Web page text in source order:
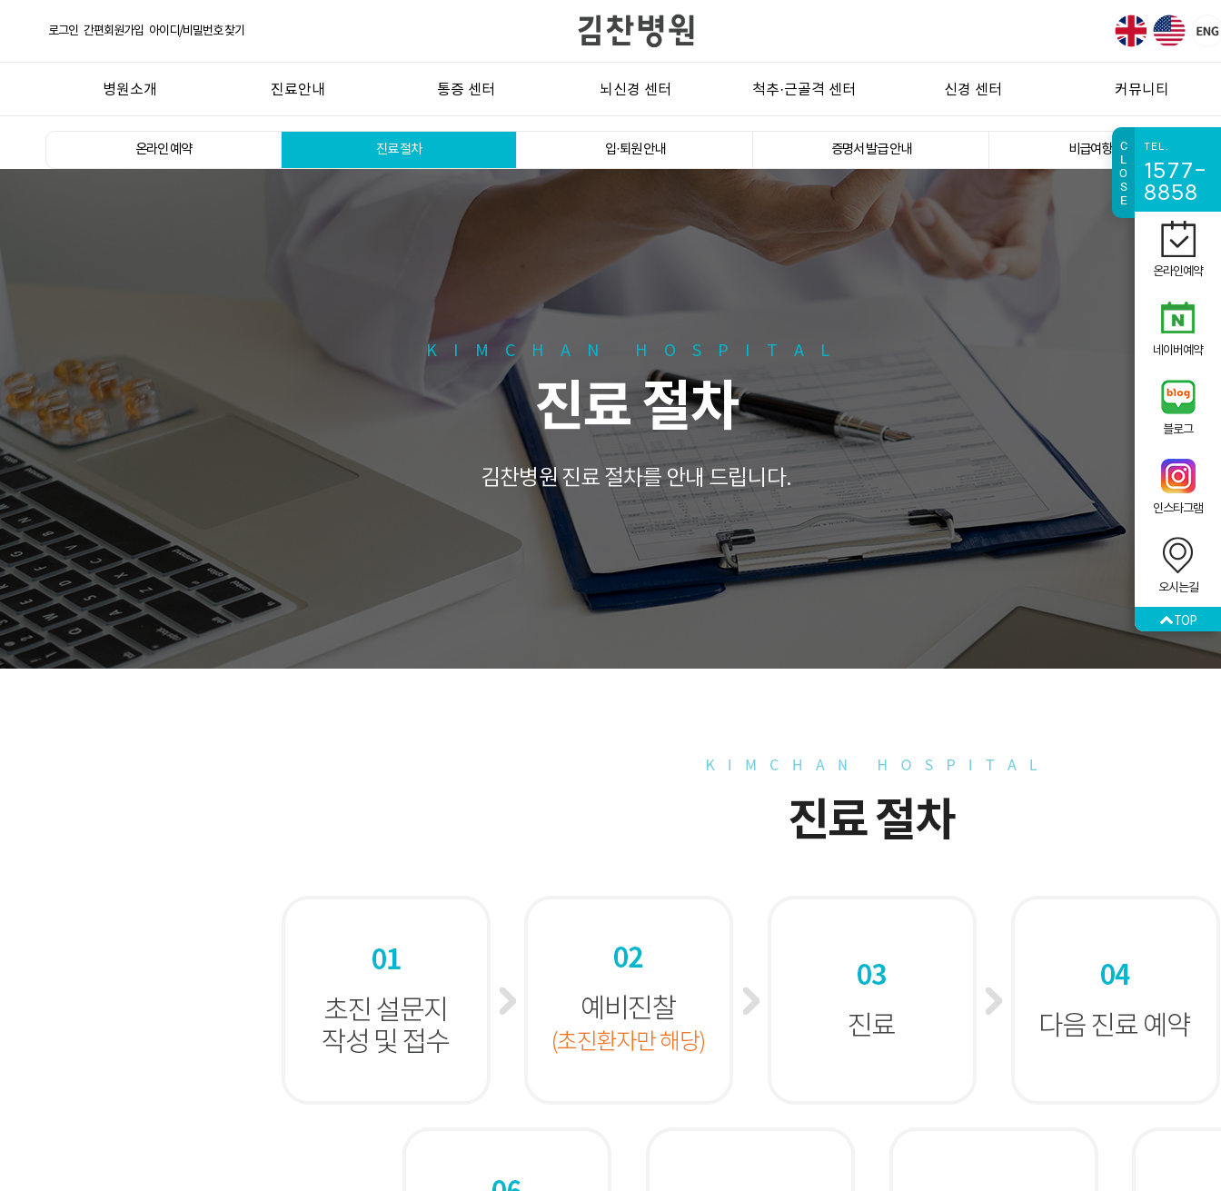
로그인 간편회원가입 아이디/비밀번호 찾기
병원소개 진료안내 통증 센터 뇌신경 센터 척추·근골격 센터 신경 센터 커뮤니티
인사말
의료진소개
진료 절차
통풍
기능성 복통
당뇨병성 통증
신경병증성 통증
섬유근육통
삼차신경통
비정형안면통
긴장성두통
후두신경통
단기지속 편측성 신경통형 두통
안면마비/안면경련
허리디스크
근근막증후군
척추관협착증
흉곽출구 증후군
레이노드병/수족냉증/손발저림
버거씨병
복합부위통증증후군(CRPS)
자율신경 실조증
환지통/단단통
병원소식
언론보도
온라인 예약 진료 절차 입·퇴원 안내 증명서 발급 안내 비급여항목 안내
KIMCHAN HOSPITAL
진료 절차
김찬병원 진료 절차를 안내 드립니다.
C
L
O
S
E
TEL.
1577-
8858
온라인예약
네이버예약
블로그
인스타그램
오시는길
TOP